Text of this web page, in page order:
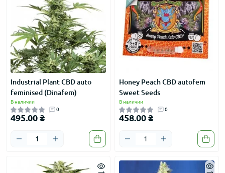
Industrial Plant CBD auto
feminised (Dinafem)
В наличии
0
495.00 ₴
Honey Peach CBD autofem
Sweet Seeds
В наличии
0
458.00 ₴